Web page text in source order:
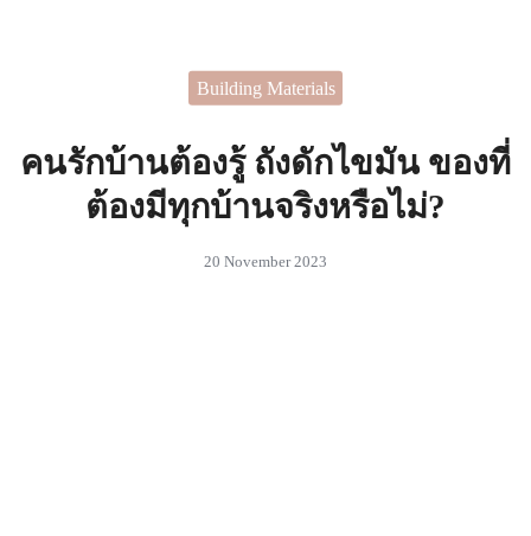
เดียในการตกแต่งบ้านที่
Building Materials
คนรักบ้านต้องรู้ ถังดักไขมัน ของที่
ต้องมีทุกบ้านจริงหรือไม่?
20 November 2023